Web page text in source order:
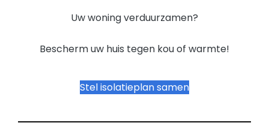
Uw woning verduurzamen?
Bescherm uw huis tegen kou of warmte!
Stel isolatieplan samen